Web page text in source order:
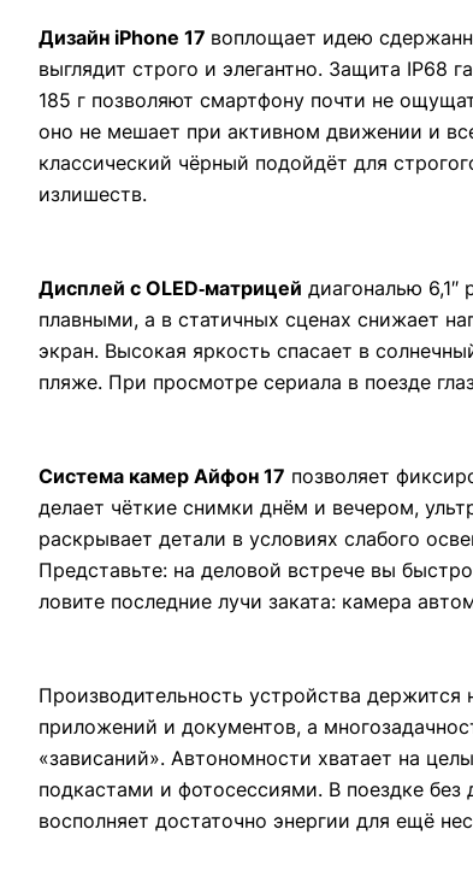
Дизайн iPhone 17 воплощает идею
выглядит строго и элегантно. Защита IP68
185 г позволяют смартфону почти не
оно не мешает при активном движении и
классический чёрный подойдёт для
излишеств.
Дисплей с OLED‑матрицей диагональю
плавными, а в статичных сценах снижает
экран. Высокая яркость спасает в
пляже. При просмотре сериала в поезде
Система камер Айфон 17 позволяет
делает чёткие снимки днём и вечером,
раскрывает детали в условиях слабого
Представьте: на деловой встрече вы
ловите последние лучи заката: камера
Производительность устройства
приложений и документов, а
«зависаний». Автономности хватает на
подкастами и фотосессиями. В поездке
восполняет достаточно энергии для ещё